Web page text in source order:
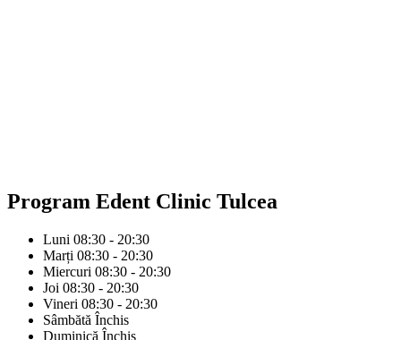
Program Edent Clinic Tulcea
Luni 08:30 - 20:30
Marți 08:30 - 20:30
Miercuri 08:30 - 20:30
Joi 08:30 - 20:30
Vineri 08:30 - 20:30
Sâmbătă Închis
Duminică Închis